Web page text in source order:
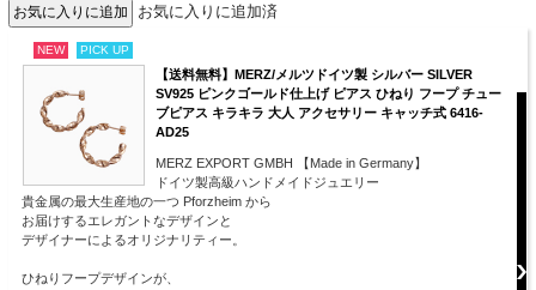
お気に入りに追加済
NEW PICK UP
【送料無料】MERZ/メルツドイツ製 シルバー SILVER
SV925 ピンクゴールド仕上げ ピアス ひねり フープ チュー
ブピアス キラキラ 大人 アクセサリー キャッチ式 6416-
AD25
MERZ EXPORT GMBH 【Made in Germany】
ドイツ製高級ハンドメイドジュエリー
貴金属の最大生産地の一つ Pforzheim から
お届けするエレガントなデザインと
デザイナーによるオリジナリティー。
ひねりフープデザインが、